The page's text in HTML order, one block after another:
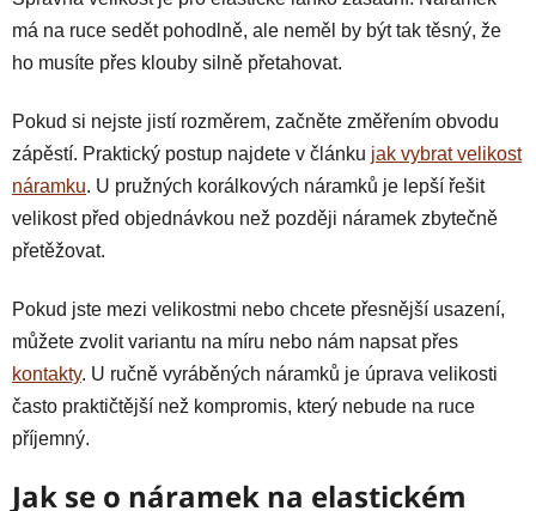
má na ruce sedět pohodlně, ale neměl by být tak těsný, že
ho musíte přes klouby silně přetahovat.
Pokud si nejste jistí rozměrem, začněte změřením obvodu
zápěstí. Praktický postup najdete v článku jak vybrat velikost
náramku. U pružných korálkových náramků je lepší řešit
velikost před objednávkou než později náramek zbytečně
přetěžovat.
Pokud jste mezi velikostmi nebo chcete přesnější usazení,
můžete zvolit variantu na míru nebo nám napsat přes
kontakty. U ručně vyráběných náramků je úprava velikosti
často praktičtější než kompromis, který nebude na ruce
příjemný.
Jak se o náramek na elastickém